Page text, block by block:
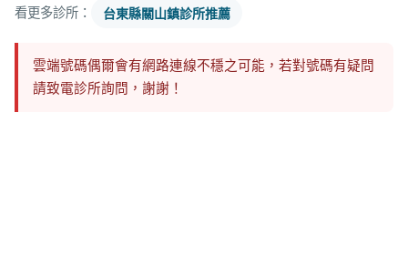
看更多診所： 台東縣關山鎮診所推薦
雲端號碼偶爾會有網路連線不穩之可能，若對號碼有疑問
請致電診所詢問，謝謝！